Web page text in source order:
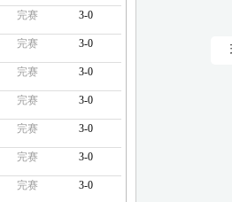
完赛 3-0
完赛 3-0
完赛 3-0
完赛 3-0
完赛 3-0
完赛 3-0
完赛 3-0